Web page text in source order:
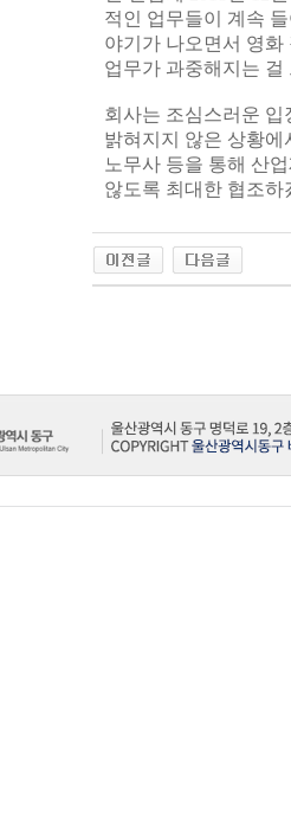
적인 업무들이 계속
야기가 나오면서 영화
업무가 과중해지는 걸
회사는 조심스러운
밝혀지지 않은 상황에
노무사 등을 통해 산
않도록 최대한 협조하